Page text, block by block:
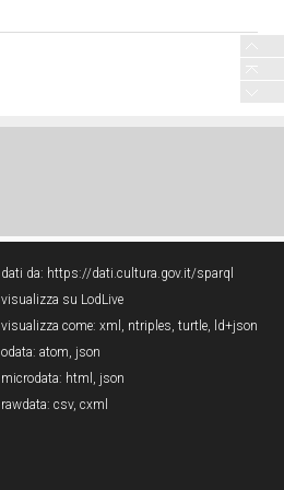
dati da: https://dati.cultura.gov.it/sparql
visualizza su LodLive
visualizza come: xml , ntriples, turtle, ld+json
odata: atom, json
microdata: html , json
rawdata: csv, cxml